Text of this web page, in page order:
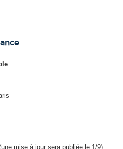
mise à jour sera publiée le 1/9)